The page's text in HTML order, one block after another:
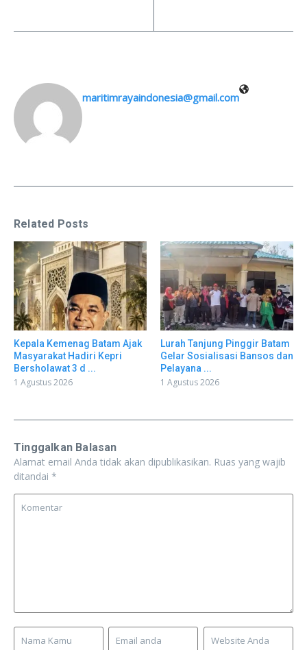
maritimrayaindonesia@gmail.com
Related Posts
Kepala Kemenag Batam Ajak
Masyarakat Hadiri Kepri
Bersholawat 3 d ...
1 Agustus 2026
Lurah Tanjung Pinggir Batam
Gelar Sosialisasi Bansos dan
Pelayana ...
1 Agustus 2026
Tinggalkan Balasan
Alamat email Anda tidak akan dipublikasikan. Ruas yang wajib
ditandai *